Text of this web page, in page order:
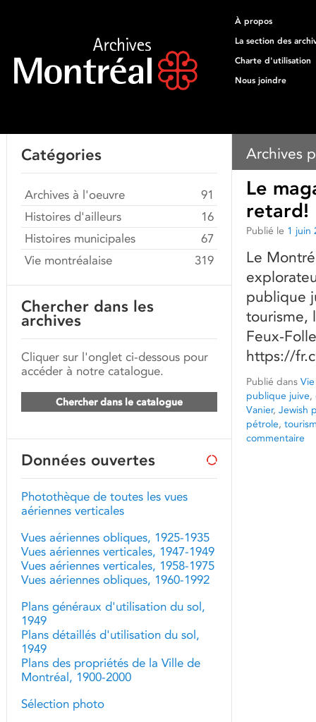
À propos
La section des
Charte d'utilisation
Nous joindre
Archives
Le
retard!
Publié le 1 juin
Le
publique
tourisme,
Feux-
https://
Publié dans
publique juive,
Vanier, Jewish
pétrole,
commentaire
Catégories
Archives à l'oeuvre
91
Histoires d'ailleurs
16
Histoires municipales
67
Vie montréalaise
319
Chercher dans les
archives
Cliquer sur l'onglet ci-dessous pour
accéder à notre catalogue.
Chercher dans le catalogue
Données ouvertes
Photothèque de toutes les vues
aériennes verticales
Vues aériennes obliques, 1925-1935
Vues aériennes verticales, 1947-1949
Vues aériennes verticales, 1958-1975
Vues aériennes obliques, 1960-1992
Plans généraux d'utilisation du sol,
1949
Plans détaillés d'utilisation du sol,
1949
Plans des propriétés de la Ville de
Montréal, 1900-2000
Sélection photo